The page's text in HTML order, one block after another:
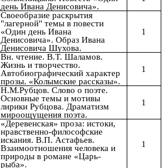
день Ивана Денисовича».
Своеобразие раскрытия
"лагерной" темы в повести
«Один день Ивана
Денисовича». Образ Ивана
Денисовича Шухова.
1
Вн. чтение. В.Т. Шаламов.
Жизнь и творчество.
Автобиографический характер
прозы. «Колымские рассказы».
1
Н.М.Рубцов. Слово о поэте.
Основные темы и мотивы
лирики Рубцова. Драматизм
мироощущения поэта.
1
«Деревенская» проза: истоки,
нравственно-философские
искания. В.П. Астафьев.
Взаимоотношения человека и
природы в романе «Царь-
рыба».
1